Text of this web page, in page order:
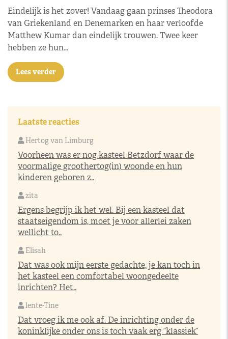
Eindelijk is het zover! Vandaag gaan prinses Theodora
van Griekenland en Denemarken en haar verloofde
Matthew Kumar dan eindelijk trouwen. Twee keer
hebben ze hun…
Lees verder
Laatste reacties
Hertog van Limburg
Voorheen was er nog kasteel Betzdorf waar de
voormalige groothertog(in) woonde en hun
kinderen geboren z..
zita
Ergens begrijp ik het wel. Bij een kasteel dat
staatseigendom is, moet je voor allerlei zaken
wellicht to..
Elisah
Dat was ook mijn eerste gedachte, je kan toch in
het kasteel een comfortabel woongedeelte
inrichten? Het..
lente-Tine
Dat vroeg ik me ook af. De inrichting onder de
koninklijke onder ons is toch vaak erg “klassiek”